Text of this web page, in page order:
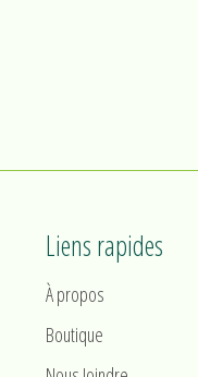
Liens rapides
À propos
Boutique